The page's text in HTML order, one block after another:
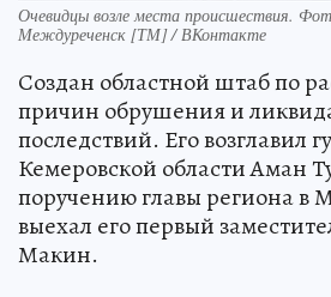
Очевидцы возле места происшествия.
Междуреченск [ТМ] / ВКонтакте
Создан областной штаб по
причин обрушения и
последствий. Его возглавил
Кемеровской области Аман
поручению главы региона в
выехал его первый
Макин.